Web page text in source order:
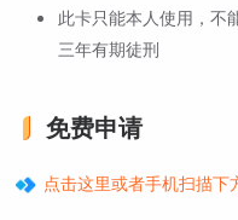
此卡只能本人使用，不
三年有期徒刑
免费申请
点击这里或者手机扫描下